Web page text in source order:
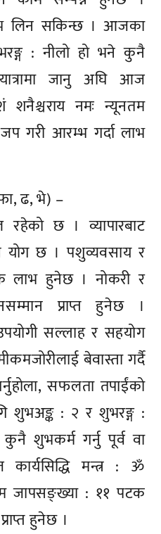
लिन सकिन्छ । आजका
: नीलो हो भने कुनै
जानु अघि आज
शनैश्चराय नमः न्यूनतम
गरी आरम्भ गर्दा लाभ
ढ, भे) –
छ । व्यापारबाट
योग छ । पशुव्यवसाय र
लाभ हुनेछ । नोकरी र
प्राप्त हुनेछ ।
सल्लाह र सहयोग
बेवास्ता गर्दै
सफलता तपाईंको
शुभअङ्क : २ र शुभरङ्ग :
शुभकर्म गर्नु पूर्व वा
मन्त्र : ॐ
जापसङ्ख्या : ११ पटक
हुनेछ ।